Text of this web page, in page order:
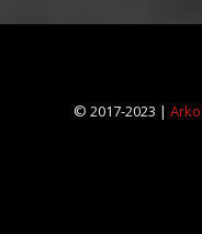
© 2017-2023 |